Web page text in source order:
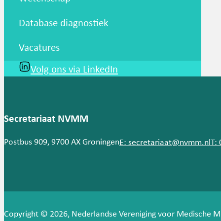
Database diagnostiek
Vacatures
Volg ons via LinkedIn
Secretariaat NVMM
Postbus 909, 9700 AX GroningenE: secretariaat@nvmm.nl T:
Copyright © 2026, Nederlandse Vereniging voor Medische